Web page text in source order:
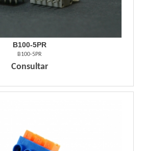
B100-5PR
B100-5PR
Consultar